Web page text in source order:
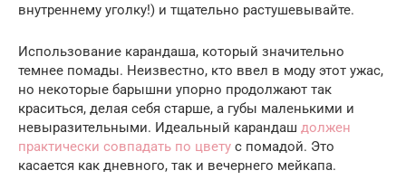
внутреннему уголку!) и тщательно растушевывайте.
Использование карандаша, который значительно
темнее помады. Неизвестно, кто ввел в моду этот ужас,
но некоторые барышни упорно продолжают так
краситься, делая себя старше, а губы маленькими и
невыразительными. Идеальный карандаш должен
практически совпадать по цвету с помадой. Это
касается как дневного, так и вечернего мейкапа.